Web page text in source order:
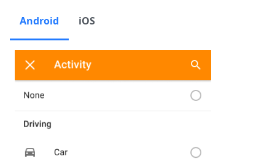
Android iOS